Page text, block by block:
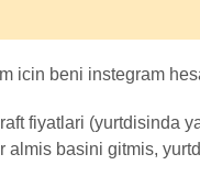
icin beni instegram
fiyatlari (yurtdisinda
almis basini gitmis,